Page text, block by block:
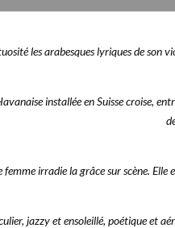
les arabesques lyriques de son
installée en Suisse croise,
femme irradie la grâce sur scène.
jazzy et ensoleillé, poétique et